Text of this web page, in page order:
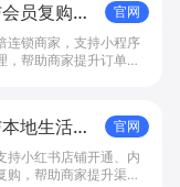
员复购工
官网
连锁商家，支持小程序
，帮助商家提升订单转
地生活转
官网
持小红书店铺开通、内
，帮助商家提升渠道